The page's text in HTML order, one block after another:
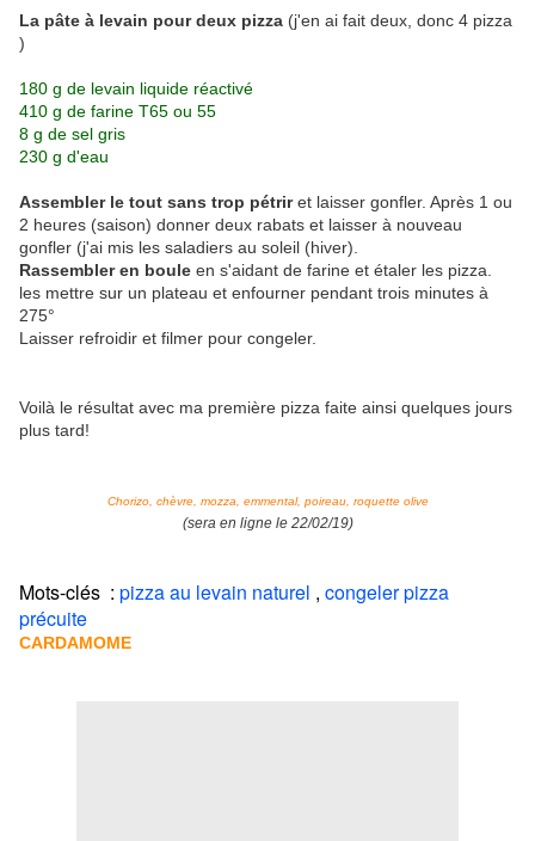
La pâte à levain pour deux pizza (j'en ai fait deux, donc 4 pizza
)
180 g de levain liquide réactivé
410 g de farine T65 ou 55
8 g de sel gris
230 g d'eau
Assembler le tout sans trop pétriret laisser gonfler. Après 1 ou
2 heures (saison) donner deux rabats et laisser à nouveau
gonfler (j'ai mis les saladiers au soleil (hiver).
Rassembler en boule en s'aidant de farine et étaler les pizza.
les mettre sur un plateau et enfourner pendant trois minutes à
275°
Laisser refroidir et filmer pour congeler.
Voilà le résultat avec ma première pizza faite ainsi quelques jours
plus tard!
Chorizo, chèvre, mozza, emmental, poireau, roquette olive
(sera en ligne le 22/02/19)
Mots-clés : pizza au levain naturel , congeler pizza
précuite
CARDAMOME